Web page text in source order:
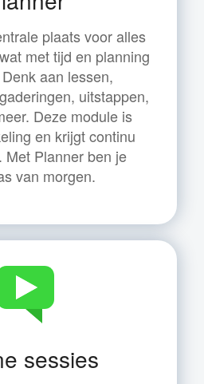
plaats voor alles
met tijd en planning
aan lessen,
uitstappen,
Deze module is
en krijgt continu
Met Planner ben je
van morgen.
sessies